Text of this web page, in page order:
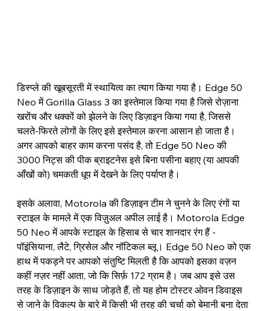
डिस्प्ले की खूबसूरती में स्थायित्व का त्याग किया गया है। Edge 50
Neo में Gorilla Glass 3 का इस्तेमाल किया गया है जिसे रोज़ाना
खरोंच और धक्कों को झेलने के लिए डिज़ाइन किया गया है, जिससे
चलते-फिरते लोगों के लिए इसे इस्तेमाल करना आसान हो जाता है।
अगर आपको बाहर काम करना पसंद है, तो Edge 50 Neo की
3000 निट्स की पीक ब्राइटनेस इसे बिना पसीना बहाए (या आपकी
आँखों को) चमकती धूप में देखने के लिए पर्याप्त है।
इसके अलावा, Motorola की डिज़ाइन टीम ने चुनने के लिए रंगों या
स्टाइल के मामले में एक विज़ुअल अपील लाई है। Motorola Edge
50 Neo में आपके स्टाइल के हिसाब से चार शानदार रंग हैं -
पॉइंसियाना, लैटे, ग्रिसेल और नॉटिकल ब्लू। Edge 50 Neo को एक
हाथ में पकड़ने पर आपको संतुष्टि मिलती है कि आपको इसका वज़न
कहीं नज़र नहीं आता, जो कि सिर्फ़ 172 ग्राम है। जब आप इसे उस
तरह के डिज़ाइन के साथ जोड़ते हैं, तो यह होम टोस्टर ओवन डिवाइस
से जाने के विकल्प के बारे में किसी भी तरह की चर्चा को बेमानी बना देता